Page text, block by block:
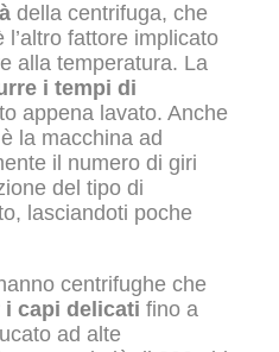
della centrifuga, che
fattore implicato
alla temperatura. La
i tempi di
appena lavato. Anche
la macchina ad
il numero di giri
del tipo di
lasciandoti poche
centrifughe che
i capi delicati fino a
ad alte